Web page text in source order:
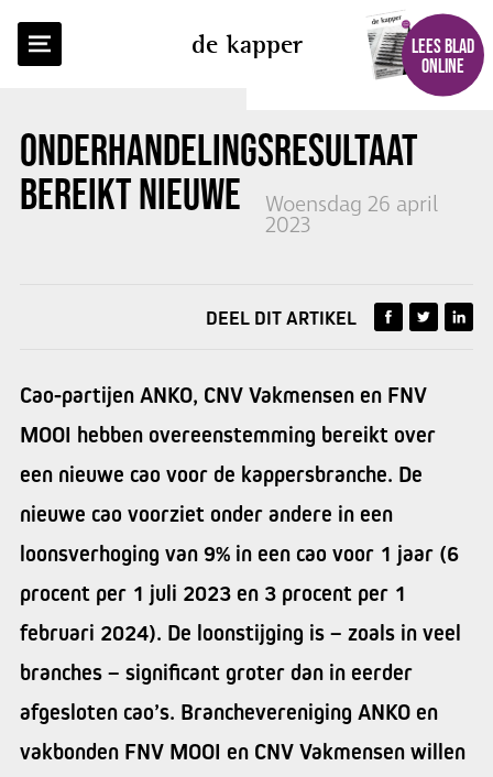
de kapper
LEES BLAD
ONLINE
ONDERHANDELINGSRESULTAAT
BEREIKT NIEUWE KAPPERSCAO
Woensdag 26 april
2023
TERUG NAAR OVERZICHT
DEEL DIT ARTIKEL
Cao-partijen ANKO, CNV Vakmensen en FNV
MOOI hebben overeenstemming bereikt over
een nieuwe cao voor de kappersbranche. De
nieuwe cao voorziet onder andere in een
loonsverhoging van 9% in een cao voor 1 jaar (6
procent per 1 juli 2023 en 3 procent per 1
februari 2024). De loonstijging is – zoals in veel
branches – significant groter dan in eerder
afgesloten cao’s. Branchevereniging ANKO en
vakbonden FNV MOOI en CNV Vakmensen willen